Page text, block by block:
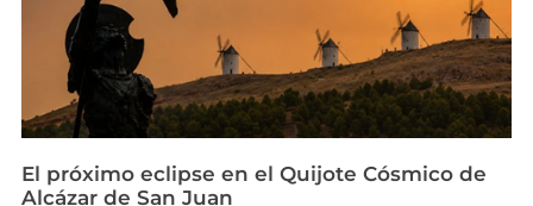
El próximo eclipse en el Quijote Cósmico de
Alcázar de San Juan